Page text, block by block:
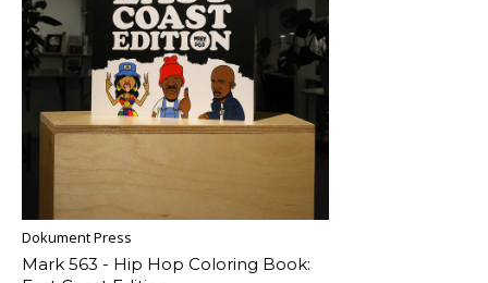
Dokument Press
Mark 563 - Hip Hop Coloring Book: